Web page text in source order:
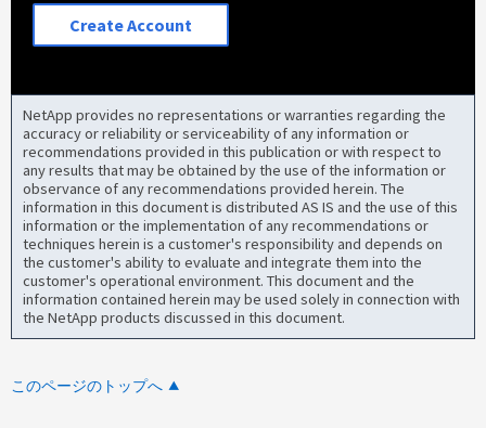
Create Account
NetApp provides no representations or warranties regarding the
accuracy or reliability or serviceability of any information or
recommendations provided in this publication or with respect to
any results that may be obtained by the use of the information or
observance of any recommendations provided herein. The
information in this document is distributed AS IS and the use of this
information or the implementation of any recommendations or
techniques herein is a customer's responsibility and depends on
the customer's ability to evaluate and integrate them into the
customer's operational environment. This document and the
information contained herein may be used solely in connection with
the NetApp products discussed in this document.
このページのトップへ